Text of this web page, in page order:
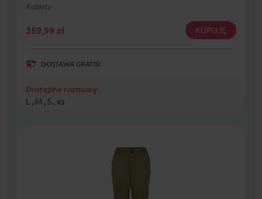
Kobiety
359,99 zł KUPUJĘ
DOSTAWA GRATIS!
Dostępne rozmiary:
L , M , S , xs